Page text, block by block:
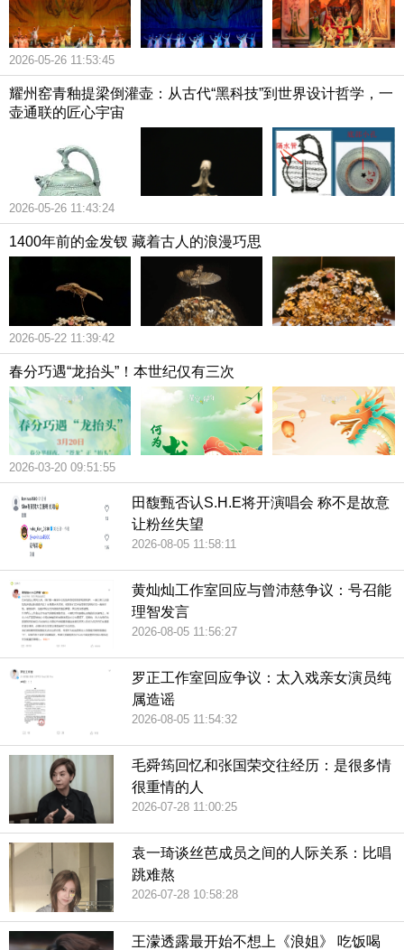
2026-05-26 11:53:45
耀州窑青釉提梁倒灌壶：从古代“黑科技”到世界设计哲学，一
壶通联的匠心宇宙
2026-05-26 11:43:24
1400年前的金发钗 藏着古人的浪漫巧思
2026-05-22 11:39:42
春分巧遇“龙抬头”！本世纪仅有三次
2026-03-20 09:51:55
田馥甄否认S.H.E将开演唱会 称不是故意
让粉丝失望
2026-08-05 11:58:11
黄灿灿工作室回应与曾沛慈争议：号召能
理智发言
2026-08-05 11:56:27
罗正工作室回应争议：太入戏亲女演员纯
属造谣
2026-08-05 11:54:32
毛舜筠回忆和张国荣交往经历：是很多情
很重情的人
2026-07-28 11:00:25
袁一琦谈丝芭成员之间的人际关系：比唱
跳难熬
2026-07-28 10:58:28
王濛透露最开始不想上《浪姐》 吃饭喝